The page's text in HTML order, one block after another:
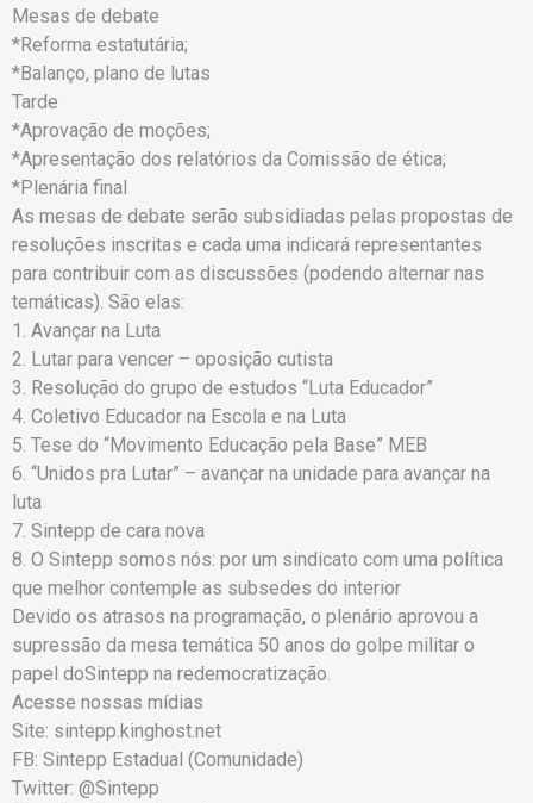
Mesas de debate
*Reforma estatutária;
*Balanço, plano de lutas
Tarde
*Aprovação de moções;
*Apresentação dos relatórios da Comissão de ética;
*Plenária final
As mesas de debate serão subsidiadas pelas propostas de
resoluções inscritas e cada uma indicará representantes
para contribuir com as discussões (podendo alternar nas
temáticas). São elas:
1. Avançar na Luta
2. Lutar para vencer – oposição cutista
3. Resolução do grupo de estudos “Luta Educador”
4. Coletivo Educador na Escola e na Luta
5. Tese do “Movimento Educação pela Base” MEB
6. “Unidos pra Lutar” – avançar na unidade para avançar na
luta
7. Sintepp de cara nova
8. O Sintepp somos nós: por um sindicato com uma política
que melhor contemple as subsedes do interior
Devido os atrasos na programação, o plenário aprovou a
supressão da mesa temática 50 anos do golpe militar o
papel doSintepp na redemocratização.
Acesse nossas mídias
Site: sintepp.kinghost.net
FB: Sintepp Estadual (Comunidade)
Twitter: @Sintepp